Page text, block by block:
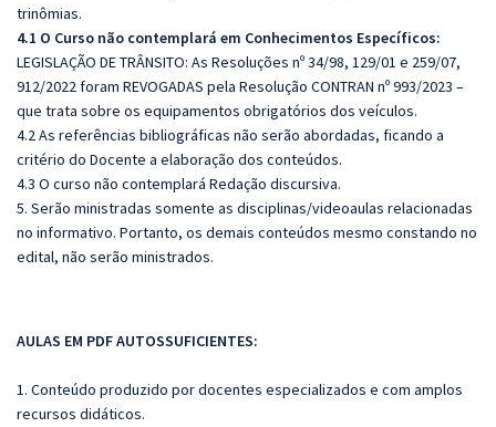
trinômias.
4.1 O Curso não contemplará em Conhecimentos Específicos:
LEGISLAÇÃO DE TRÂNSITO: As Resoluções nº 34/98, 129/01 e 259/07,
912/2022 foram REVOGADAS pela Resolução CONTRAN nº 993/2023 –
que trata sobre os equipamentos obrigatórios dos veículos.
4.2 As referências bibliográficas não serão abordadas, ficando a
critério do Docente a elaboração dos conteúdos.
4.3 O curso não contemplará Redação discursiva.
5. Serão ministradas somente as disciplinas/videoaulas relacionadas
no informativo. Portanto, os demais conteúdos mesmo constando no
edital, não serão ministrados.
AULAS EM PDF AUTOSSUFICIENTES:
1. Conteúdo produzido por docentes especializados e com amplos
recursos didáticos.